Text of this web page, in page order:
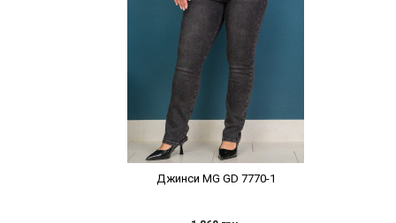
Джинси MG GD 7770-1